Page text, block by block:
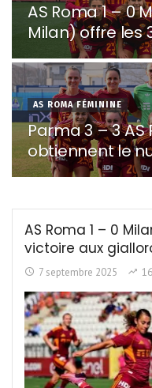
AS Roma 1 – 0
Milan) offre les
giallorosse !
AS ROMA FÉMININE
Parma 3 – 3
obtiennent le
AS Roma 1 – 0
victoire aux
7 septembre 2025